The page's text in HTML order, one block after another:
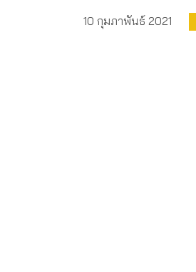
10 กุมภาพันธ์ 2021